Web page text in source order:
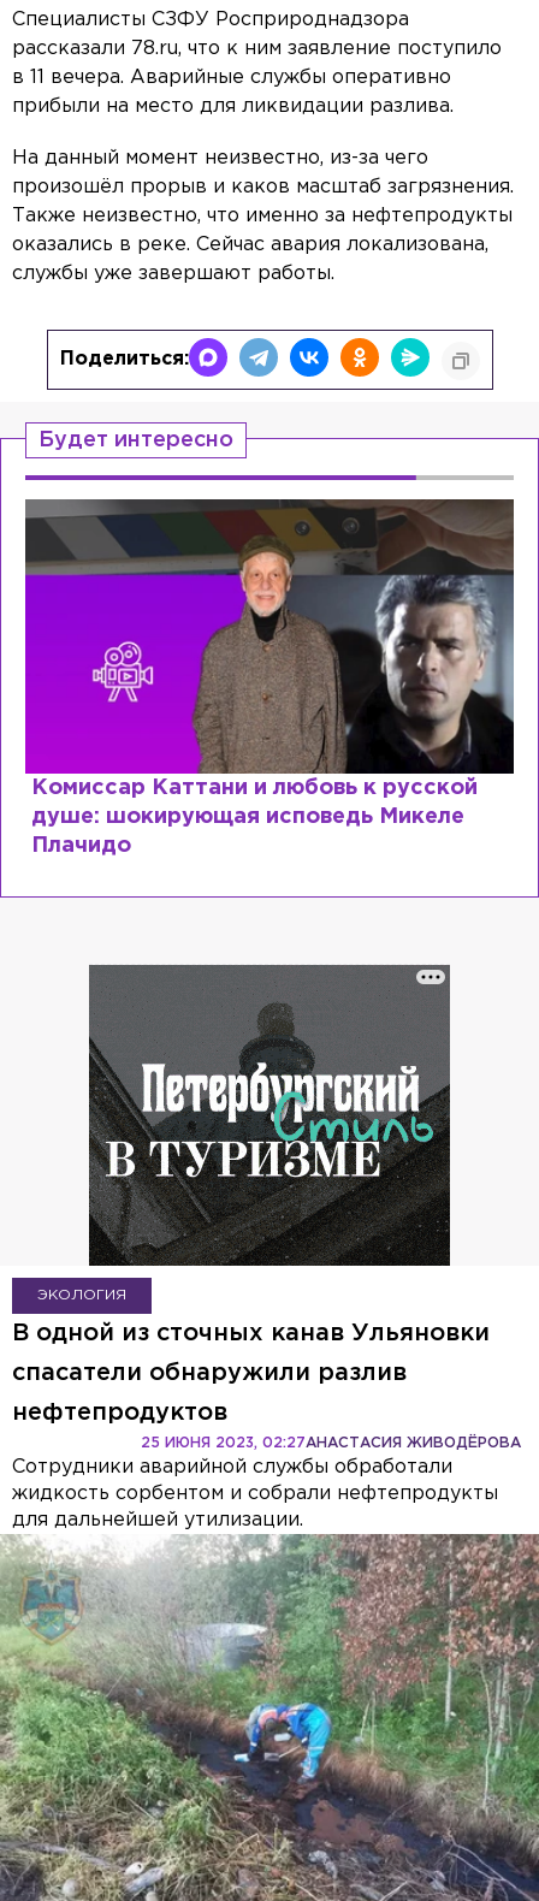
Специалисты СЗФУ Росприроднадзора
рассказали 78.ru, что к ним заявление поступило
в 11 вечера. Аварийные службы оперативно
прибыли на место для ликвидации разлива.
На данный момент неизвестно, из-за чего
произошёл прорыв и каков масштаб загрязнения.
Также неизвестно, что именно за нефтепродукты
оказались в реке. Сейчас авария локализована,
службы уже завершают работы.
Поделиться:
Будет интересно
Специалист с напрасным
почему мир разочаровался в
ЭКОЛОГИЯ
В одной из сточных канав Ульяновки
спасатели обнаружили разлив
нефтепродуктов
АНАСТАСИЯ ЖИВОДЁРОВА
25 ИЮНЯ 2023, 02:27
Сотрудники аварийной службы обработали
жидкость сорбентом и собрали нефтепродукты
для дальнейшей утилизации.